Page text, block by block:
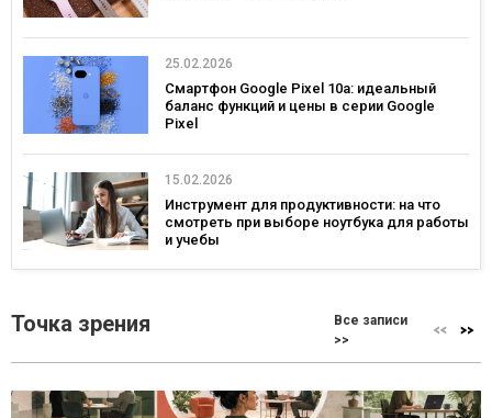
25.02.2026
Смартфон Google Pixel 10a: идеальный
баланс функций и цены в серии Google
Pixel
15.02.2026
Инструмент для продуктивности: на что
смотреть при выборе ноутбука для работы
и учебы
Точка зрения
Все записи
>>